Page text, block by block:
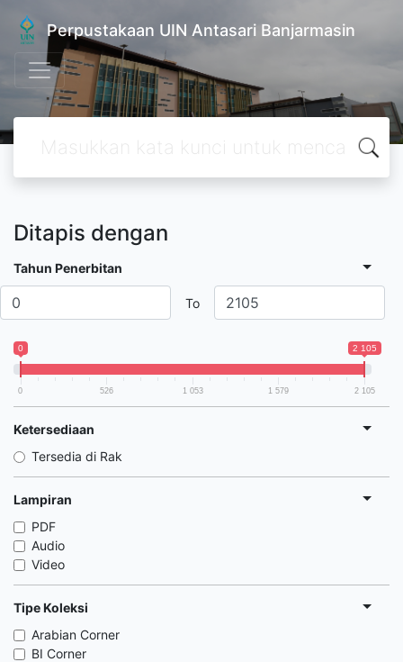
Perpustakaan UIN Antasari Banjarmasin
Ditapis dengan
Tahun Penerbitan
To
0 2 105
0 526 1 053 1 579 2 105
Ketersediaan
Tersedia di Rak
Lampiran
PDF
Audio
Video
Tipe Koleksi
Arabian Corner
BI Corner